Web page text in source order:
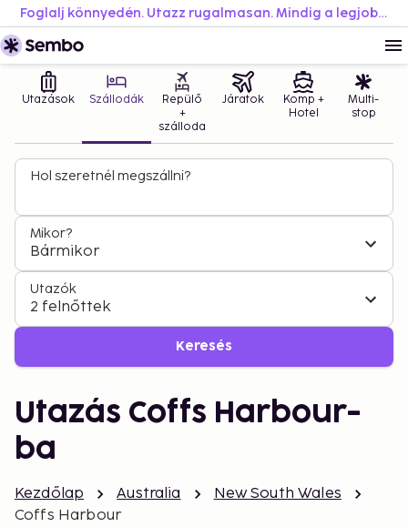
Foglalj könnyedén. Utazz rugalmasan. Mindig a legjobb áron.
Utazások Szállodák
Repülő
+
szálloda
Járatok
Komp +
Hotel
Multi-
stop
Hol szeretnél megszállni?
Mikor?
Bármikor
Utazók
2 felnőttek
Keresés
Utazás Coffs Harbour-
ba
Kezdőlap Australia
New South Wales
Coffs Harbour